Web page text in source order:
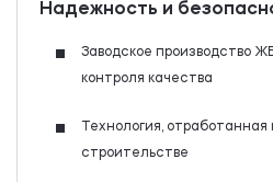
Надежность и
Заводское производство
контроля качества
Технология,
строительстве